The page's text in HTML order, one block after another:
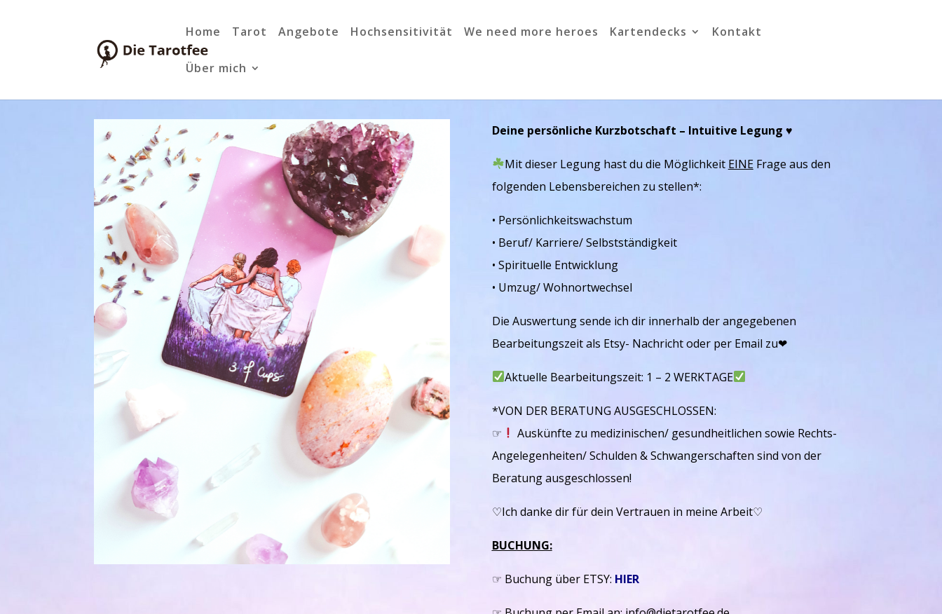
Home Tarot Angebote Hochsensitivität We need more heroes Kartendecks Kontakt
Über mich
Deine persönliche Kurzbotschaft – Intuitive Legung ♥︎
Mit dieser Legung hast du die Möglichkeit EINEFrage aus den
folgenden Lebensbereichen zu stellen*:
• Persönlichkeitswachstum
• Beruf/ Karriere/ Selbstständigkeit
• Spirituelle Entwicklung
• Umzug/ Wohnortwechsel
Die Auswertung sende ich dir innerhalb der angegebenen
Bearbeitungszeit als Etsy- Nachricht oder per Email zu❤︎
Aktuelle Bearbeitungszeit: 1 – 2 WERKTAGE
*VON DER BERATUNG AUSGESCHLOSSEN:
☞
Auskünfte zu medizinischen/ gesundheitlichen sowie Rechts-
Angelegenheiten/ Schulden & Schwangerschaften sind von der
Beratung ausgeschlossen!
♡Ich danke dir für dein Vertrauen in meine Arbeit♡
BUCHUNG:
☞ Buchung über ETSY: HIER